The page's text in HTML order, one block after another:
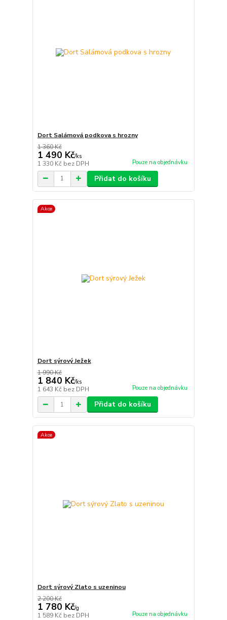
Dort Salámová podkova s hrozny
1 360 Kč
1 490 Kč/ks
1 330 Kč bez DPH Pouze na objednávku
Přidat do košíku
Akce
Dort sýrový Ježek
1 990 Kč
1 840 Kč/ks
1 643 Kč bez DPH Pouze na objednávku
Přidat do košíku
Akce
Dort sýrový Zlato s uzeninou
2 200 Kč
1 780 Kč/g
1 589 Kč bez DPH Pouze na objednávku